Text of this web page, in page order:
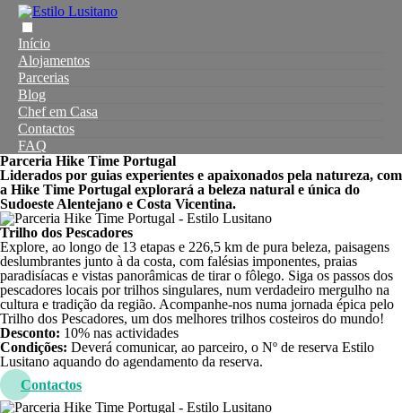
Início
Alojamentos
Parcerias
Blog
Chef em Casa
Contactos
FAQ
Parceria Hike Time Portugal
Liderados por guias experientes e apaixonados pela natureza, com
a Hike Time Portugal explorará a beleza natural e única do
Sudoeste Alentejano e Costa Vicentina.
Trilho dos Pescadores
Explore, ao longo de 13 etapas e 226,5 km de pura beleza, paisagens
deslumbrantes junto à da costa, com falésias imponentes, praias
paradisíacas e vistas panorâmicas de tirar o fôlego. Siga os passos dos
pescadores locais por trilhos singulares, num verdadeiro mergulho na
cultura e tradição da região. Acompanhe-nos numa jornada épica pelo
Trilho dos Pescadores, um dos melhores trilhos costeiros do mundo!
Desconto: 10% nas actividades
Condições: Deverá comunicar, ao parceiro, o Nº de reserva Estilo
Lusitano aquando do agendamento da reserva.
Contactos